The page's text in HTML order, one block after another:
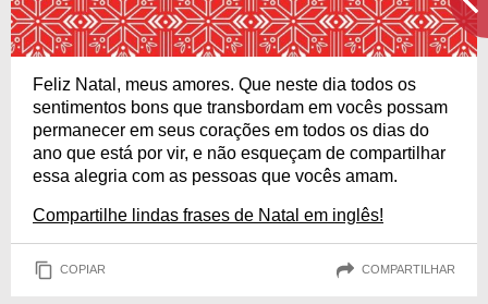
Feliz Natal, meus amores. Que neste dia todos os
sentimentos bons que transbordam em vocês possam
permanecer em seus corações em todos os dias do
ano que está por vir, e não esqueçam de compartilhar
essa alegria com as pessoas que vocês amam.
Compartilhe lindas frases de Natal em inglês!
COPIAR COMPARTILHAR